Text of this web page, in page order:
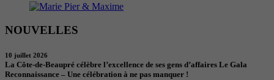
NOUVELLES
10 juillet 2026
La Côte-de-Beaupré célèbre l’excellence de ses gens d’affaires Le Gala
Reconnaissance – Une célébration à ne pas manquer !